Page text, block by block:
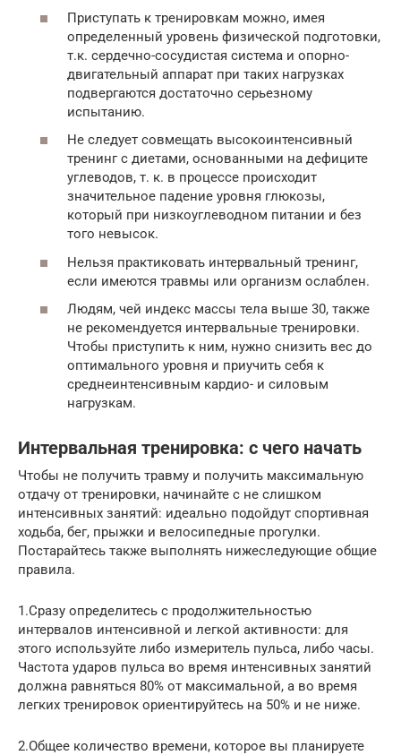
Приступать к тренировкам можно, имея
определенный уровень физической подготовки,
т.к. сердечно-сосудистая система и опорно-
двигательный аппарат при таких нагрузках
подвергаются достаточно серьезному
испытанию.
Не следует совмещать высокоинтенсивный
тренинг с диетами, основанными на дефиците
углеводов, т. к. в процессе происходит
значительное падение уровня глюкозы,
который при низкоуглеводном питании и без
того невысок.
Нельзя практиковать интервальный тренинг,
если имеются травмы или организм ослаблен.
Людям, чей индекс массы тела выше 30, также
не рекомендуется интервальные тренировки.
Чтобы приступить к ним, нужно снизить вес до
оптимального уровня и приучить себя к
среднеинтенсивным кардио- и силовым
нагрузкам.
Интервальная тренировка: с чего начать
Чтобы не получить травму и получить максимальную
отдачу от тренировки, начинайте с не слишком
интенсивных занятий: идеально подойдут спортивная
ходьба, бег, прыжки и велосипедные прогулки.
Постарайтесь также выполнять нижеследующие общие
правила.
1.Сразу определитесь с продолжительностью
интервалов интенсивной и легкой активности: для
этого используйте либо измеритель пульса, либо часы.
Частота ударов пульса во время интенсивных занятий
должна равняться 80% от максимальной, а во время
легких тренировок ориентируйтесь на 50% и не ниже.
2.Общее количество времени, которое вы планируете